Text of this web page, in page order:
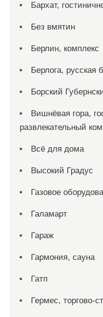
Бархат,
Без вмятин
Берлин, комплекс
Берлога, русская
Борский
Вишнёвая гора,
развлекательный
Всё для дома
Высокий Градус
Газовое
Галамарт
Гараж
Гармония, сауна
Гатп
Гермес, торгово-